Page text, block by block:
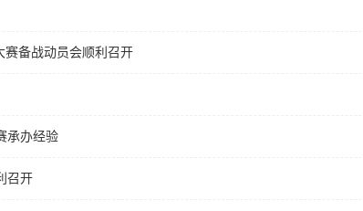
赛备战动员会顺利召开
承办经验
召开